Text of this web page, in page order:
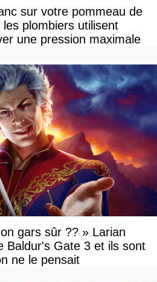
sur votre pommeau de
plombiers utilisent
une pression maximale
gars sûr ?? » Larian
Baldur's Gate 3 et ils sont
ne le pensait